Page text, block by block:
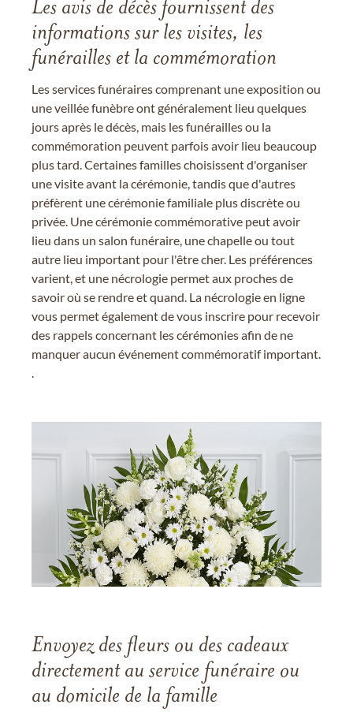
Les avis de décès fournissent des
informations sur les visites, les
funérailles et la commémoration
Les services funéraires comprenant une exposition ou
une veillée funèbre ont généralement lieu quelques
jours après le décès, mais les funérailles ou la
commémoration peuvent parfois avoir lieu beaucoup
plus tard. Certaines familles choisissent d'organiser
une visite avant la cérémonie, tandis que d'autres
préfèrent une cérémonie familiale plus discrète ou
privée. Une cérémonie commémorative peut avoir
lieu dans un salon funéraire, une chapelle ou tout
autre lieu important pour l'être cher. Les préférences
varient, et une nécrologie permet aux proches de
savoir où se rendre et quand. La nécrologie en ligne
vous permet également de vous inscrire pour recevoir
des rappels concernant les cérémonies afin de ne
manquer aucun événement commémoratif important.
Envoyez des fleurs ou des cadeaux
directement au service funéraire ou
au domicile de la famille